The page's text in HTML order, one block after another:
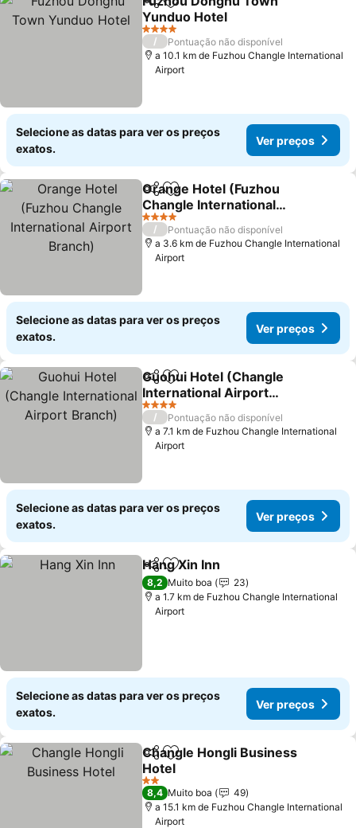
PartilharAdicionar aos favoritos
Yunduo Hotel
Ver preços
4 Estrelas
/
Pontuação não disponível
a 10.1 km de Fuzhou Changle International
Airport
Selecione as datas para ver os preços
exatos.
Ver preços
PartilharAdicionar aos favoritos
Orange Hotel (Fuzhou
Changle International
Airport Branch)
Ver preços
4 Estrelas
/
Pontuação não disponível
a 3.6 km de Fuzhou Changle International
Airport
Selecione as datas para ver os preços
exatos.
Ver preços
PartilharAdicionar aos favoritos
Guohui Hotel (Changle
International Airport
Branch)
Ver preços
4 Estrelas
/
Pontuação não disponível
a 7.1 km de Fuzhou Changle International
Airport
Selecione as datas para ver os preços
exatos.
Ver preços
PartilharAdicionar aos favoritos
Hang Xin Inn
8,2 Muito boa
23
a 1.7 km de Fuzhou Changle International
Airport
Selecione as datas para ver os preços
exatos.
Ver preços
PartilharAdicionar aos favoritos
Changle Hongli Business
Hotel
Ver preços
2 Estrelas
8,4 Muito boa
49
a 15.1 km de Fuzhou Changle International
Airport